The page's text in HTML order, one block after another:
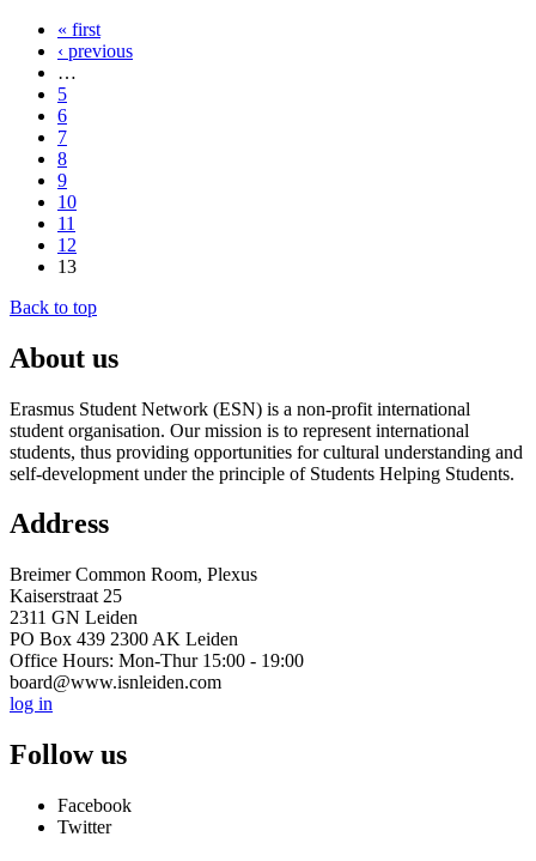
« first
‹ previous
…
5
6
7
8
9
10
11
12
13
Back to top
About us
Erasmus Student Network (ESN) is a non-profit international
student organisation. Our mission is to represent international
students, thus providing opportunities for cultural understanding and
self-development under the principle of Students Helping Students.
Address
Breimer Common Room, Plexus
Kaiserstraat 25
2311 GN Leiden
PO Box 439 2300 AK Leiden
Office Hours: Mon-Thur 15:00 - 19:00
board@www.isnleiden.com
log in
Follow us
Facebook
Twitter